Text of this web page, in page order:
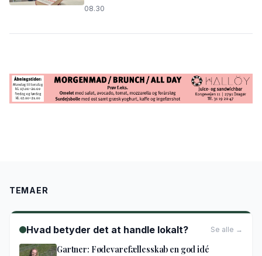
08.30
TEMAER
Hvad betyder det at handle lokalt? Se alle →
Gartner: Fødevarefællesskab en god idé